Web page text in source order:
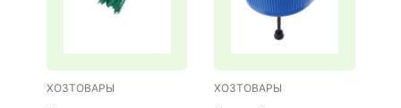
ХОЗТОВАРЫ ХОЗТОВАРЫ